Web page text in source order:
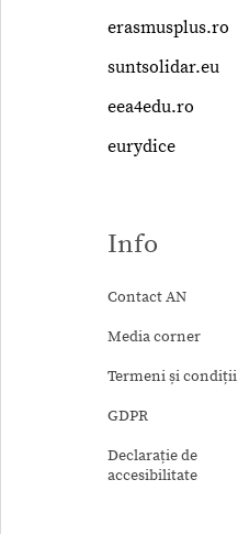
erasmusplus.ro
suntsolidar.eu
eea4edu.ro
eurydice
Info
Contact AN
Media corner
Termeni și condiții
GDPR
Declarație de
accesibilitate